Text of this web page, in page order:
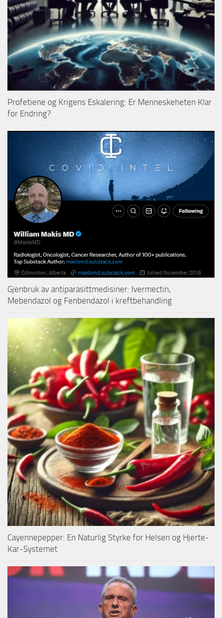
Profetiene og Krigens Eskalering: Er Menneskeheten Klar
for Endring?
Gjenbruk av antiparasittmedisiner: Ivermectin,
Mebendazol og Fenbendazol i kreftbehandling
Cayennepepper: En Naturlig Styrke for Helsen og Hjerte-
Kar-Systemet